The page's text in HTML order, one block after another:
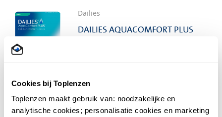
Cookies bij Toplenzen
Toplenzen maakt gebruik van: noodzakelijke en
analytische cookies; personalisatie cookies en marketing
Dailies
DAILIES AQUACOMFORT PLUS
BEKIJK EN BESTEL